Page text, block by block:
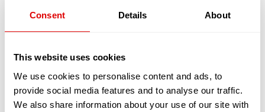
Consent Details About
This website uses cookies
We use cookies to personalise content and ads, to
provide social media features and to analyse our traffic.
We also share information about your use of our site with
Ces structures ont aussi l’avantage de donner à
l’Aidant la capacité de souffler, de reprendre des
prendre soin de la personne âgée.
Découvrez comment intégrer un EHPAD
Les pathologies liées au vieillissement prises